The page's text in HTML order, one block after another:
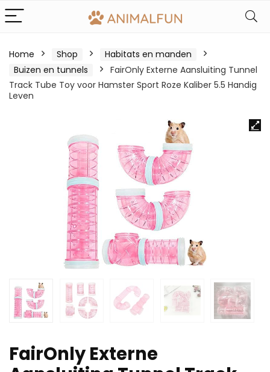
Home Shop
Habitats en manden
Buizen en tunnels
FairOnly Externe Aansluiting Tunnel
Track Tube Toy voor Hamster Sport Roze Kaliber 5.5 Handig
Leven
FairOnly Externe